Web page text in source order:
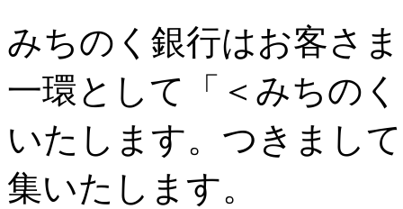
みちのく銀行はお客さ
一環として「＜みちの
いたします。つきまし
集いたします。